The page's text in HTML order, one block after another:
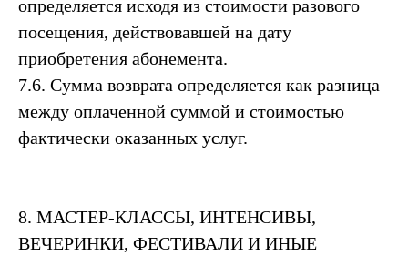
определяется исходя из стоимости разового
посещения, действовавшей на дату
приобретения абонемента.
7.6. Сумма возврата определяется как разница
между оплаченной суммой и стоимостью
фактически оказанных услуг.
8. МАСТЕР-КЛАССЫ, ИНТЕНСИВЫ,
ВЕЧЕРИНКИ, ФЕСТИВАЛИ И ИНЫЕ